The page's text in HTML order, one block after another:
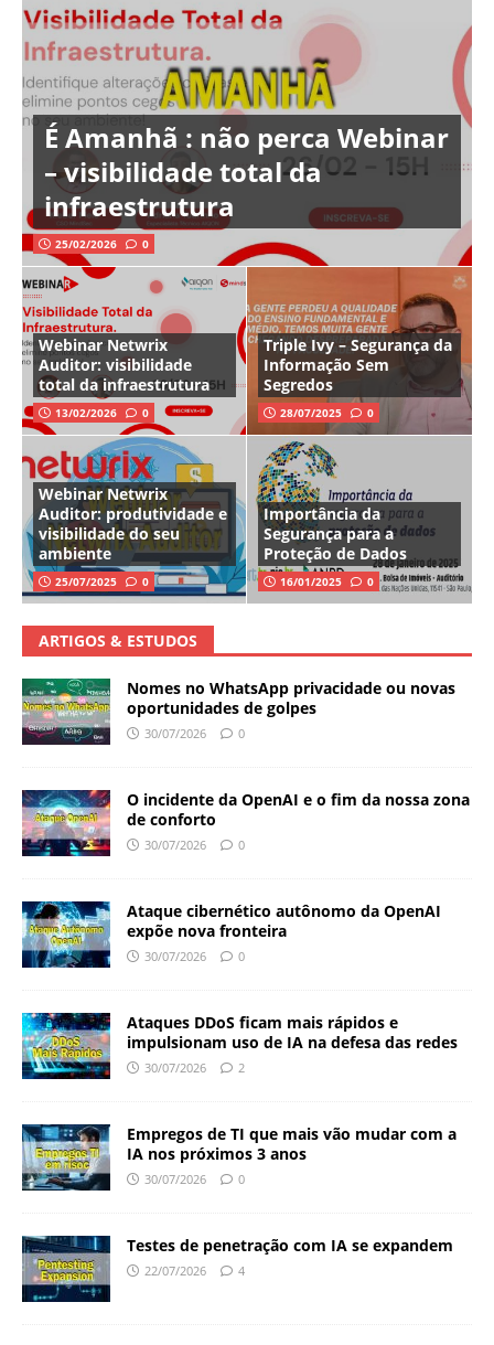
É Amanhã : não perca Webinar
– visibilidade total da
infraestrutura
25/02/2026 0
Webinar Netwrix
Auditor: visibilidade
total da infraestrutura
13/02/2026 0
Triple Ivy – Segurança da
Informação Sem
Segredos
28/07/2025 0
Webinar Netwrix
Auditor: produtividade e
visibilidade do seu
ambiente
25/07/2025 0
Importância da
Segurança para a
Proteção de Dados
16/01/2025 0
ARTIGOS & ESTUDOS
Nomes no WhatsApp privacidade ou novas
oportunidades de golpes
30/07/2026 0
O incidente da OpenAI e o fim da nossa zona
de conforto
30/07/2026 0
Ataque cibernético autônomo da OpenAI
expõe nova fronteira
30/07/2026 0
Ataques DDoS ficam mais rápidos e
impulsionam uso de IA na defesa das redes
30/07/2026 2
Empregos de TI que mais vão mudar com a
IA nos próximos 3 anos
30/07/2026 0
Testes de penetração com IA se expandem
22/07/2026 4